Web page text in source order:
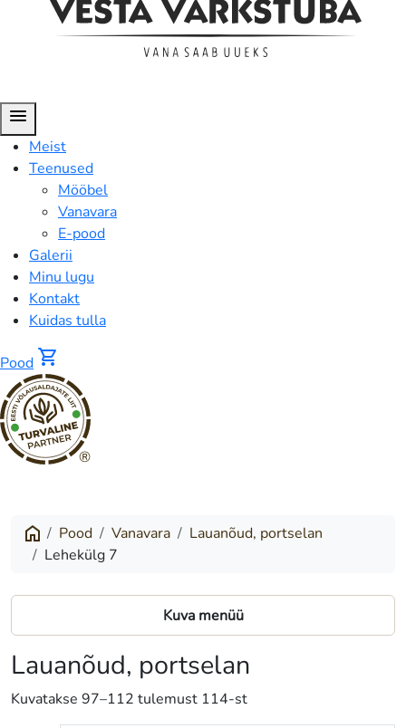
menu
Meist
Teenused
Mööbel
Vanavara
E-pood
Galerii
Minu lugu
Kontakt
Kuidas tulla
Pood shopping_cart
®
Pood Vanavara
Lauanõud, portselan
Lehekülg 7
Kuva menüü
Lauanõud, portselan
Kuvatakse 97–112 tulemust 114-st